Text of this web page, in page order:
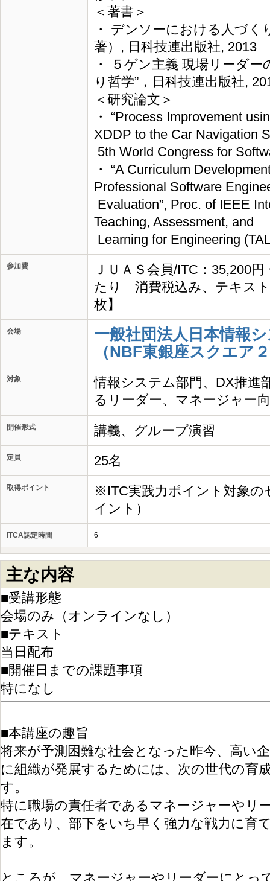
＜著書＞
・ デンソーにおける人づ
著）, 日科技連出版社, 2013
・ ５ゲン主義 現場リーダ
り哲学”，日科技連出版社,
＜研究論文＞
・ “Process Improvement
XDDP to the Car Navigation
5th World Congress for
・ “A Curriculum
Professional Software
Evaluation”, Proc. of IEEE
Teaching, Assessment, and
Learning for Engineering
参加費
ＪＵＡＳ会員/ITC：35,200
たり 消費税込み、テキス
枚】
会場
一般社団法人日本情報
（NBF東銀座スクエア
対象
情報システム部門、DX推進
るリーダー、マネージャー
開催形式 講義、グループ演習
定員 25名
取得ポイント
※ITC実践力ポイント対象の
イント）
ITCA認定時間 6
主な内容
■受講形態
会場のみ（オンラインなし）
■テキスト
当日配布
■開催日までの課題事項
特になし
■本講座の趣旨
将来が予測困難な社会となった昨今、高い
に組織が発展するためには、次の世代の育
す。
特に職場の責任者であるマネージャーやリ
在であり、部下をいち早く強力な戦力に育
ます。
ところが、マネージャーやリーダーにとっ